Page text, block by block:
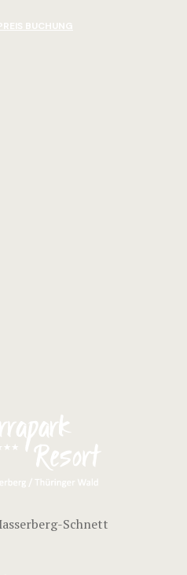
BUCHUNG
Schnett